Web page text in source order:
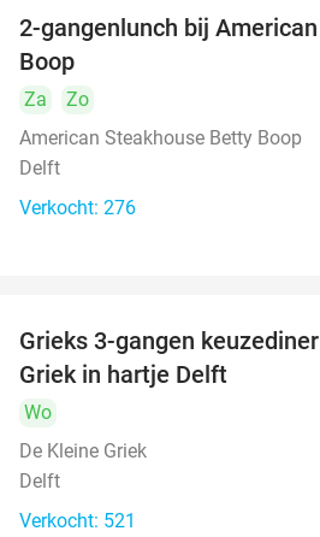
2-gangenlunch bij
Boop
Za
Zo
American Steakhouse Betty Boop
Delft
Verkocht: 276
Grieks 3-gangen
Griek in hartje Delft
Wo
De Kleine Griek
Delft
Verkocht: 521